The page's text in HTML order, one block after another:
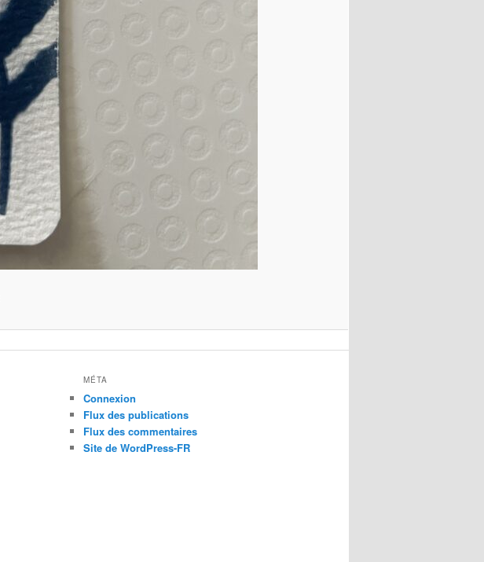
MÉTA
Connexion
Flux des publications
Flux des commentaires
Site de WordPress-FR